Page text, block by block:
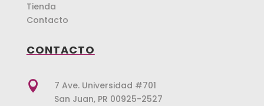
Tienda
Contacto
CONTACTO

7 Ave. Universidad #701
San Juan, PR 00925-2527